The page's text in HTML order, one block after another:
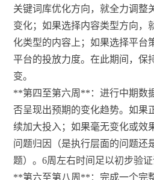
关键词库优化方向，就全力调整
变化；如果选择内容类型方向，
化类型的内容上；如果选择平台
平台的投放力度。在此期间，保
变。
**第四至第六周**：进行中期数
否呈现出预期的变化趋势。如果
续加大投入；如果毫无变化或效
问题归因（是执行层面的问题还
题）。6周左右时间足以初步验证
**第六至第八周**：完成一个完